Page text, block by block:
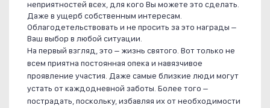
неприятностей всех, для кого Вы можете это сделать.
Даже в ущерб собственным интересам.
Облагодетельствовать и не просить за это награды –
Ваш выбор в любой ситуации.
На первый взгляд, это – жизнь святого. Вот только не
всем приятна постоянная опека и навязчивое
проявление участия. Даже самые близкие люди могут
устать от каждодневной заботы. Более того –
пострадать, поскольку, избавляя их от необходимости